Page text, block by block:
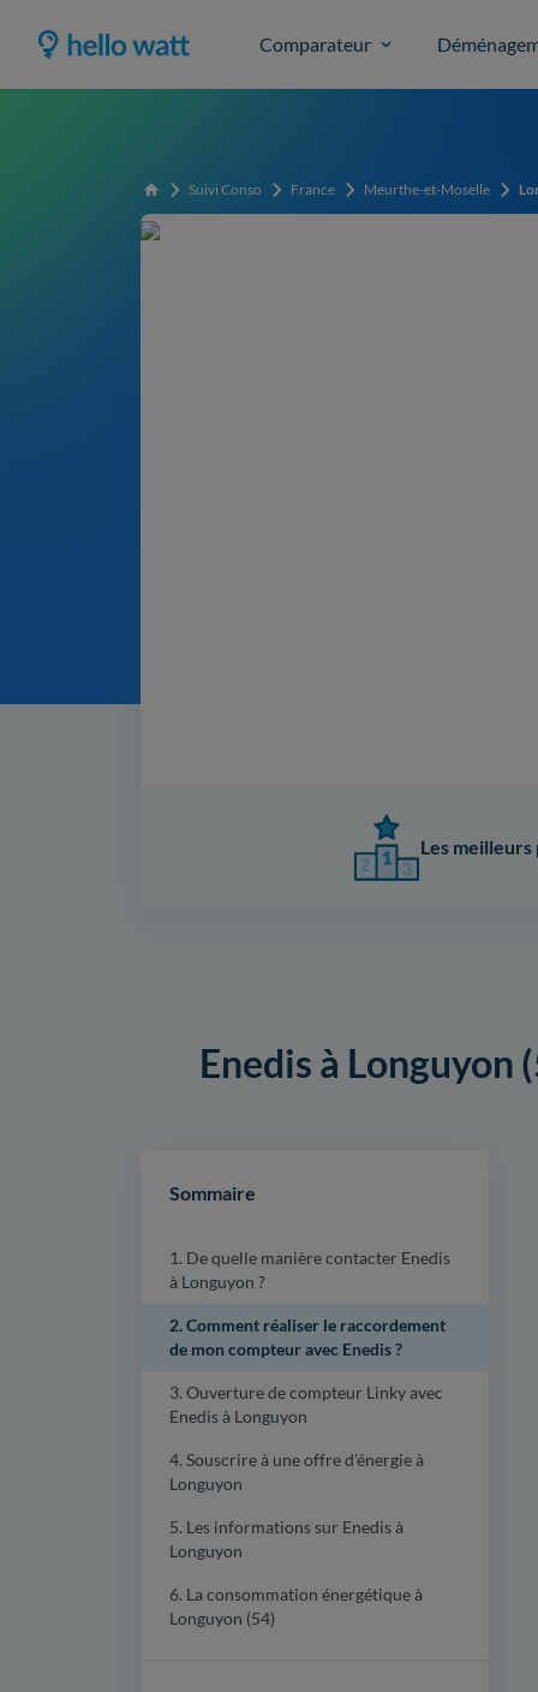
Comparateur
Accueil Suivi Conso France Meurthe-et-Moselle
Les meilleurs
Enedis à Longuyon
Sommaire
1. De quelle manière contacter Enedis
à Longuyon ?
2. Comment réaliser le raccordement
de mon compteur avec Enedis ?
3. Ouverture de compteur Linky avec
Enedis à Longuyon
4. Souscrire à une offre d'énergie à
Longuyon
5. Les informations sur Enedis à
Longuyon
6. La consommation énergétique à
Longuyon (54)